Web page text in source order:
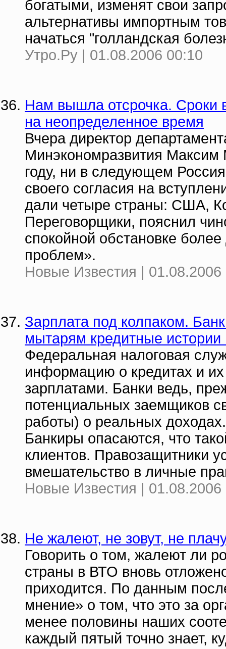
богатыми, изменят свои
альтернативы импортным
начаться "голландская
Утро.Ру | 01.08.2006 00:10
Нам вышла отсрочка. Сроки
на неопределенное время
Вчера директор
Минэкономразвития Максим
году, ни в следующем
своего согласия на
дали четыре страны: США,
Переговорщики, пояснил
спокойной обстановке
проблем».
Новые Известия | 01.08.2006
Зарплата под колпаком.
мытарям кредитные истории
Федеральная налоговая
информацию о кредитах и
зарплатами. Банки ведь,
потенциальных заемщиков
работы) о реальных
Банкиры опасаются, что
клиентов. Правозащитники
вмешательство в личные
Новые Известия | 01.08.2006
Не жалеют, не зовут, не
Говорить о том, жалеют ли
страны в ВТО вновь
приходится. По данным
мнение» о том, что это за
менее половины наших
каждый пятый точно знает,